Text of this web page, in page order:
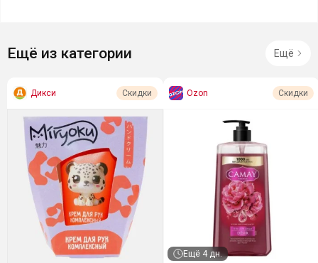
Ещё из категории Ещё
Дикси Скидки Ozon Скидки
Ещё 4 дн.